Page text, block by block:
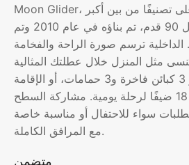
Moon Glider، اليخت البخاري الأعلى تصنيفًا من بين أكبر
اليخوت في العالم، بطول 90 قدم، تم بناؤه في عام 2010 وتم
تجديده في عام 2021. الداخلية ترسم صورة الراحة والفخامة
مثل المنزل خلال عطلتك المثالية
على اليخت. اختيار 3 كبائن فاخرة و3 حمامات، أو الإقامة
الكاملة لما يصل إلى 18 ضيفًا لرحلة يومية. مشاركة السطح
سواء للاحتفال أو مناسبة خاصة
مع المرافق الكاملة.
متضمن